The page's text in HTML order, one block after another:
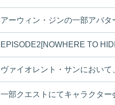
アーウィン・ジンの一部アバ
EPISODE2[NOWHERE TO
ヴァイオレント・サンにおい
一部クエストにてキャラクタ